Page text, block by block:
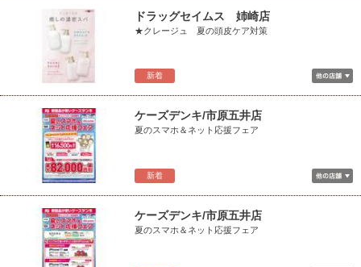
新着
ドラッグセイムス 姉崎店
★クレージュ 夏の頭皮ケア対策
新着
ケーズデンキ/市原五井店
夏のスマホ＆ネット応援フェア
ケーズデンキ/市原五井店
夏のスマホ＆ネット応援フェア